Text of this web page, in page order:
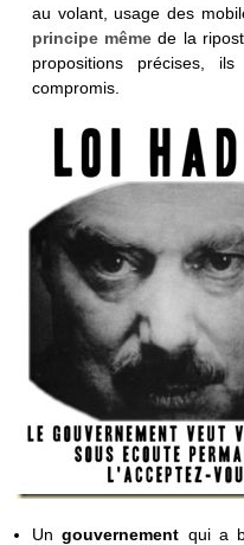
au volant, usage des
principe même de la
propositions précises,
compromis.
Ungouvernement qui a